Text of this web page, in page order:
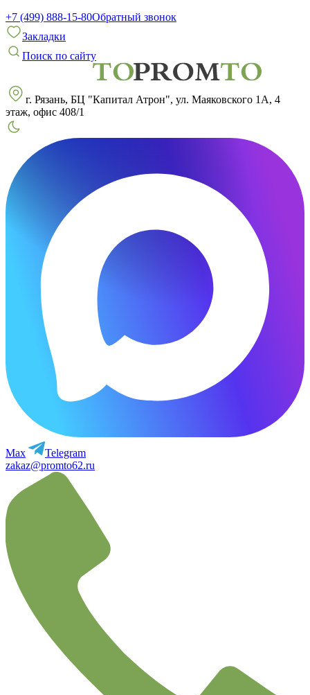
+7 (499) 888-15-80Обратный звонок
Закладки
Поиск по сайту
г. Рязань, БЦ "Капитал Атрон", ул. Маяковского 1А, 4
этаж, офис 408/1
Max
Telegram
zakaz@promto62.ru